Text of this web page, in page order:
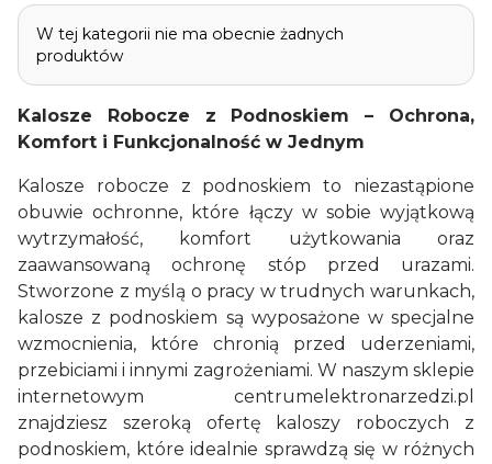
Lista produktów
W tej kategorii nie ma obecnie żadnych
produktów
Kalosze Robocze z Podnoskiem – Ochrona,
Komfort i Funkcjonalność w Jednym
Kalosze robocze z podnoskiem to niezastąpione
obuwie ochronne, które łączy w sobie wyjątkową
wytrzymałość, komfort użytkowania oraz
zaawansowaną ochronę stóp przed urazami.
Stworzone z myślą o pracy w trudnych warunkach,
kalosze z podnoskiem są wyposażone w specjalne
wzmocnienia, które chronią przed uderzeniami,
przebiciami i innymi zagrożeniami. W naszym sklepie
internetowym centrumelektronarzedzi.pl
znajdziesz szeroką ofertę kaloszy roboczych z
podnoskiem, które idealnie sprawdzą się w różnych